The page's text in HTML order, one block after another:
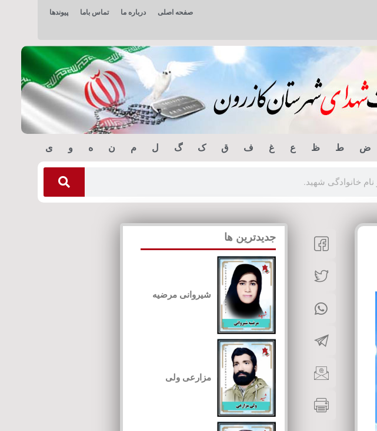
صفحه اصلی درباره ما تماس باما پیوندها
ض ط ظ ع غ ف ق ک گ ل م ن ه و ی
جدیدترین ها
شیروانی مرضیه
مزارعی ولی